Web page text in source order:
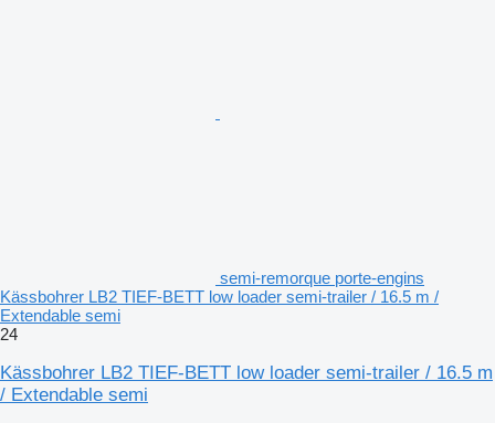
semi-remorque porte-engins
Kässbohrer LB2 TIEF-BETT low loader semi-trailer / 16.5 m /
Extendable semi
24
Kässbohrer LB2 TIEF-BETT low loader semi-trailer / 16.5 m
/ Extendable semi